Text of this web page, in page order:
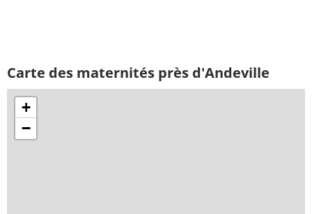
Carte des maternités près d'Andeville
+
−